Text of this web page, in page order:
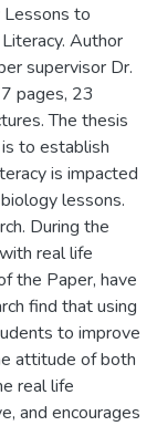
to
Author
supervisor Dr.
pages, 23
The thesis
to establish
is impacted
lessons.
During the
real life
the Paper, have
find that using
to improve
attitude of both
real life
and encourages